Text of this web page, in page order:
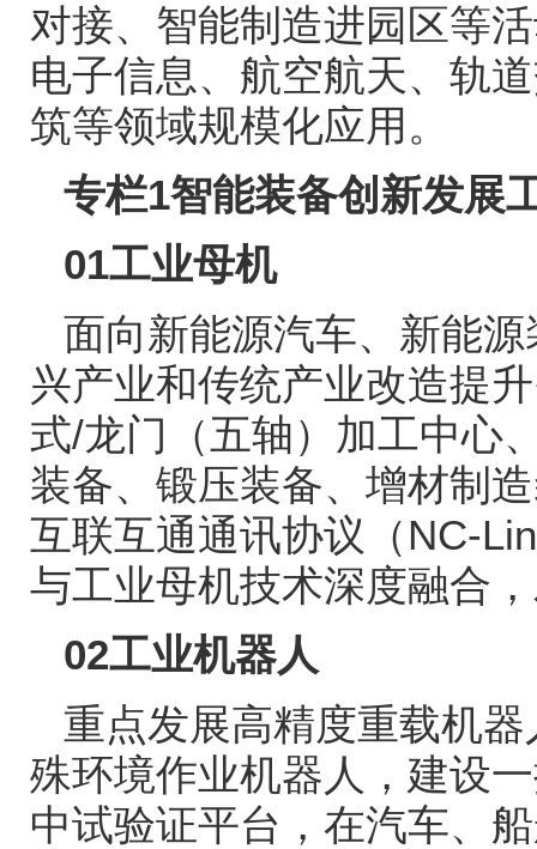
对接、智能制造进园区等
电子信息、航空航天、轨
筑等领域规模化应用。
专栏1智能装备创新发展
01工业母机
面向新能源汽车、新能
兴产业和传统产业改造提
式/龙门（五轴）加工中心
装备、锻压装备、增材制
互联互通通讯协议（NC-
与工业母机技术深度融合
02工业机器人
重点发展高精度重载机
殊环境作业机器人，建设
中试验证平台，在汽车、